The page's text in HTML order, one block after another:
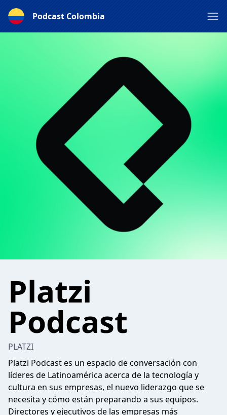
Podcast Colombia
Platzi
Podcast
PLATZI
Platzi Podcast es un espacio de conversación con
líderes de Latinoamérica acerca de la tecnología y
cultura en sus empresas, el nuevo liderazgo que se
necesita y cómo están preparando a sus equipos.
Directores y ejecutivos de las empresas más